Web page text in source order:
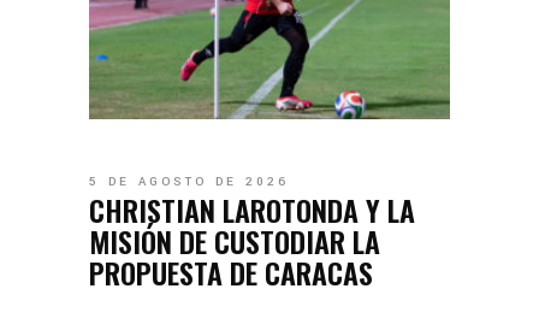
5 DE AGOSTO DE 2026
CHRISTIAN LAROTONDA Y LA
MISIÓN DE CUSTODIAR LA
PROPUESTA DE CARACAS